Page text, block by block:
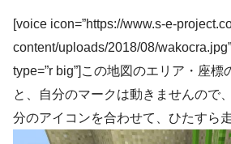
[voice icon=”https://www.s-e-
content/uploads/2018/08/
type=”r big”]この地図のエリア・座標
と、自分のマークは動きませんので
分のアイコンを合わせて、ひたすら